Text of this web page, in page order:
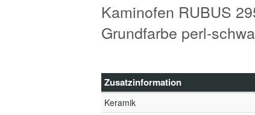
Kaminofen RUBUS
Grundfarbe perl-
Zusatzinformation
Keramik